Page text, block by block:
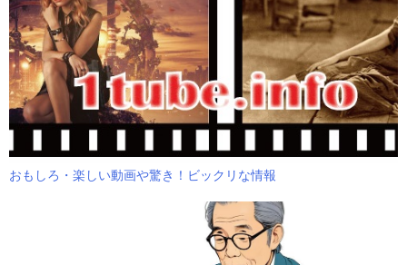
おもしろ・楽しい動画や驚き！ビックリな情報